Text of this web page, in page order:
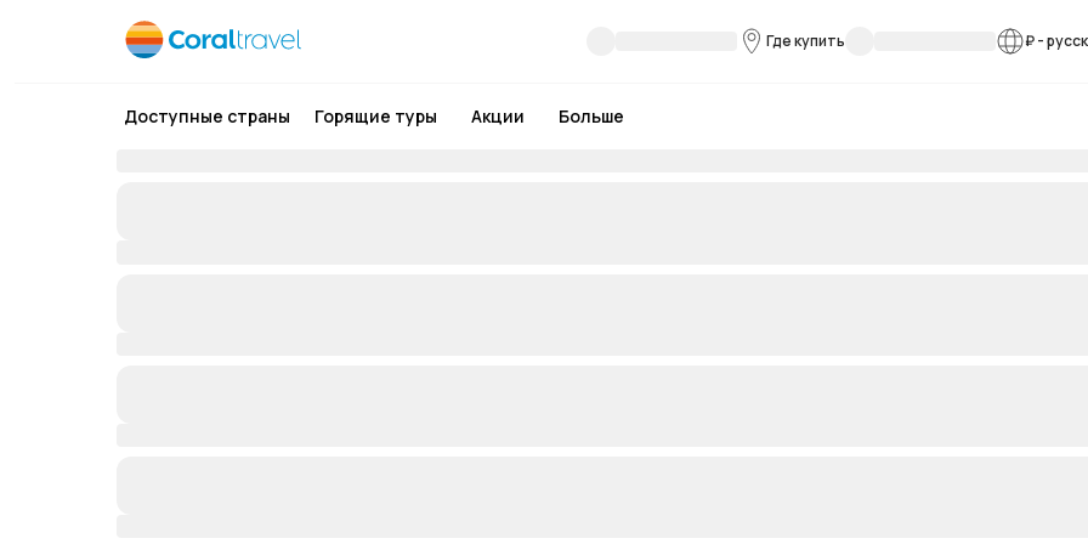
Где купить ₽-
Доступные страны Горящие туры Акции Больше